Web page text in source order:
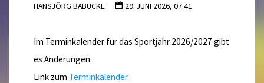
HANSJÖRG BABUCKE 29. JUNI 2026, 07:41
Im Terminkalender für das Sportjahr 2026/2027 gibt
es Änderungen.
Link zum Terminkalender